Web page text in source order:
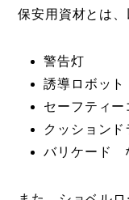
保安用資材とは、
警告灯
誘導ロボット
セーフティー
クッションド
バリケード